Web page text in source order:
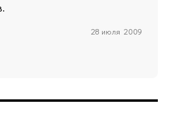
28 июля 2009